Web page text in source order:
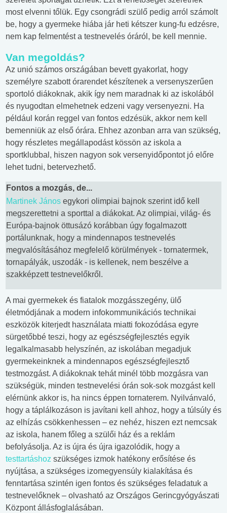
most elvenni tőlük. Egy csongrádi szülő pedig arról számolt
be, hogy a gyermeke hiába jár heti kétszer kung-fu edzésre,
nem kap felmentést a testnevelés óráról, be kell mennie.
Van megoldás?
Az unió számos országában bevett gyakorlat, hogy
személyre szabott órarendet készítenek a versenyszerűen
sportoló diákoknak, akik így nem maradnak ki az iskolából
és nyugodtan elmehetnek edzeni vagy versenyezni. Ha
például korán reggel van fontos edzésük, akkor nem kell
bemenniük az első órára. Ehhez azonban arra van szükség,
hogy részletes megállapodást kössön az iskola a
sportklubbal, hiszen nagyon sok versenyidőpontot jó előre
lehet tudni, betervezhető.
Fontos a mozgás, de...
Martinek János egykori olimpiai bajnok szerint idő kell
megszerettetni a sporttal a diákokat. Az olimpiai, világ- és
Európa-bajnok öttusázó korábban úgy fogalmazott
portálunknak, hogy a mindennapos testnevelés
megvalósításához megfelelő körülmények - tornatermek,
tornapályák, uszodák - is kellenek, nem beszélve a
szakképzett testnevelőkről.
A mai gyermekek és fiatalok mozgásszegény, ülő
életmódjának a modern infokommunikációs technikai
eszközök kiterjedt használata miatti fokozódása egyre
sürgetőbbé teszi, hogy az egészségfejlesztés egyik
legalkalmasabb helyszínén, az iskolában megadjuk
gyermekeinknek a mindennapos egészségfejlesztő
testmozgást. A diákoknak tehát minél több mozgásra van
szükségük, minden testnevelési órán sok-sok mozgást kell
elérnünk akkor is, ha nincs éppen tornaterem. Nyilvánvaló,
hogy a táplálkozáson is javítani kell ahhoz, hogy a túlsúly és
az elhízás csökkenhessen – ez nehéz, hiszen ezt nemcsak
az iskola, hanem főleg a szülői ház és a reklám
befolyásolja. Az is újra és újra igazolódik, hogy a
testtartáshoz szükséges izmok hatékony erősítése és
nyújtása, a szükséges izomegyensúly kialakítása és
fenntartása szintén igen fontos és szükséges feladatuk a
testnevelőknek – olvasható az Országos Gerincgyógyászati
Központ állásfoglalásában.